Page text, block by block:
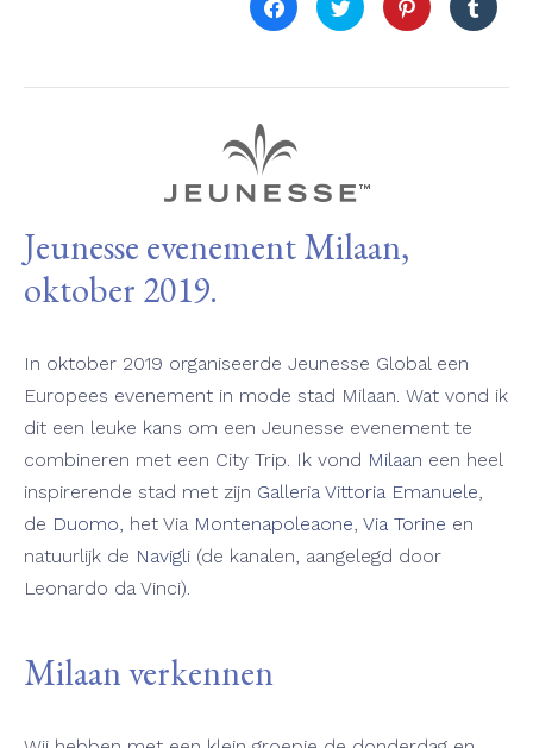
om
te
Facebook
een
nieuw
geopend)
om
te
Twitter
geopend)
om
op
delen
om
op
delen
Jeunesse evenement Milaan,
oktober 2019.
In oktober 2019 organiseerde Jeunesse Global een
Europees evenement in mode stad Milaan. Wat vond ik
dit een leuke kans om een Jeunesse evenement te
combineren met een City Trip. Ik vond Milaan een heel
inspirerende stad met zijn Galleria Vittoria Emanuele,
de Duomo, het Via Montenapoleaone, Via Torine en
natuurlijk de Navigli (de kanalen, aangelegd door
Leonardo da Vinci).
Milaan verkennen